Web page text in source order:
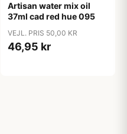
Artisan water mix oil
37ml cad red hue 095
VEJL. PRIS 50,00 KR
46,95 kr